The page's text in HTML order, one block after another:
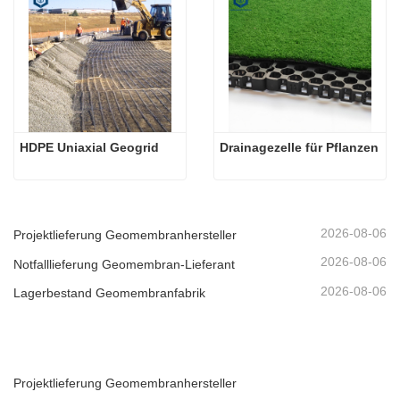
HDPE Uniaxial Geogrid Drainagezelle für Pflanzen
Projektlieferung Geomembranhersteller 2026-08-06
Notfalllieferung Geomembran-Lieferant 2026-08-06
Lagerbestand Geomembranfabrik 2026-08-06
Projektlieferung Geomembranhersteller